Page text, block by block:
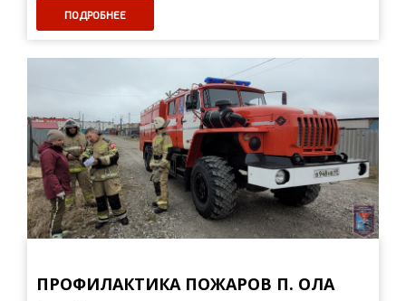
ПОДРОБНЕЕ
ПРОФИЛАКТИКА ПОЖАРОВ П. ОЛА